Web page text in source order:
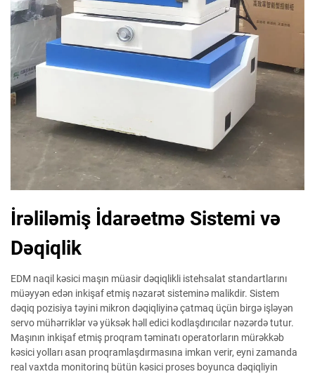
İrəliləmiş İdarəetmə Sistemi və
Dəqiqlik
EDM naqil kəsici maşın müasir dəqiqlikli istehsalat standartlarını
müəyyən edən inkişaf etmiş nəzarət sisteminə malikdir. Sistem
dəqiq pozisiya təyini mikron dəqiqliyinə çatmaq üçün birgə işləyən
servo mühərriklər və yüksək həll edici kodlaşdırıcılar nəzərdə tutur.
Maşının inkişaf etmiş proqram təminatı operatorların mürəkkəb
kəsici yolları asan proqramlaşdırmasına imkan verir, eyni zamanda
real vaxtda monitorinq bütün kəsici proses boyunca dəqiqliyin